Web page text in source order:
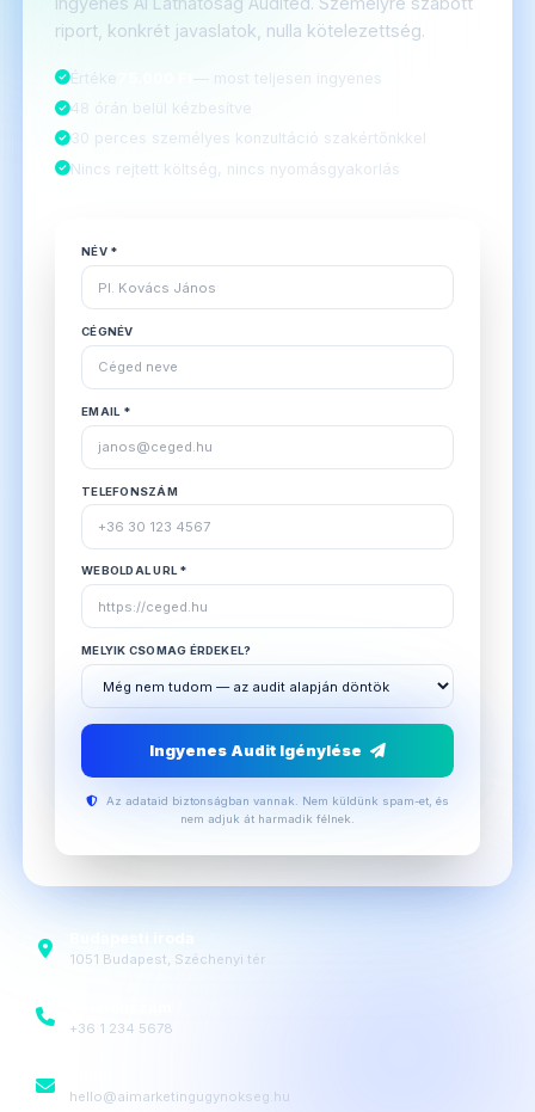
riport, konkrét javaslatok, nulla kötelezettség.
Értéke
— most teljesen ingyenes
48 órán belül kézbesítve
30 perces személyes konzultáció szakértőnkkel
Nincs rejtett költség, nincs nyomásgyakorlás
NÉV *
CÉGNÉV
EMAIL *
TELEFONSZÁM
WEBOLDAL URL *
MELYIK CSOMAG ÉRDEKEL?
Ingyenes Audit Igénylése
Az adataid biztonságban vannak. Nem küldünk spam-et, és
nem adjuk át harmadik félnek.
1051 Budapest, Széchenyi tér
+36 1 234 5678
hello@aimarketingugynokseg.hu